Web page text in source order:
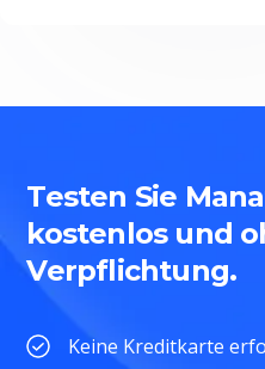
Testen Sie
kostenlos und
Verpflichtung.
Keine Kreditkarte